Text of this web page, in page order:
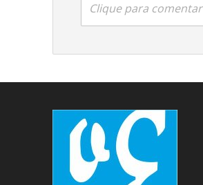
Clique para comentar